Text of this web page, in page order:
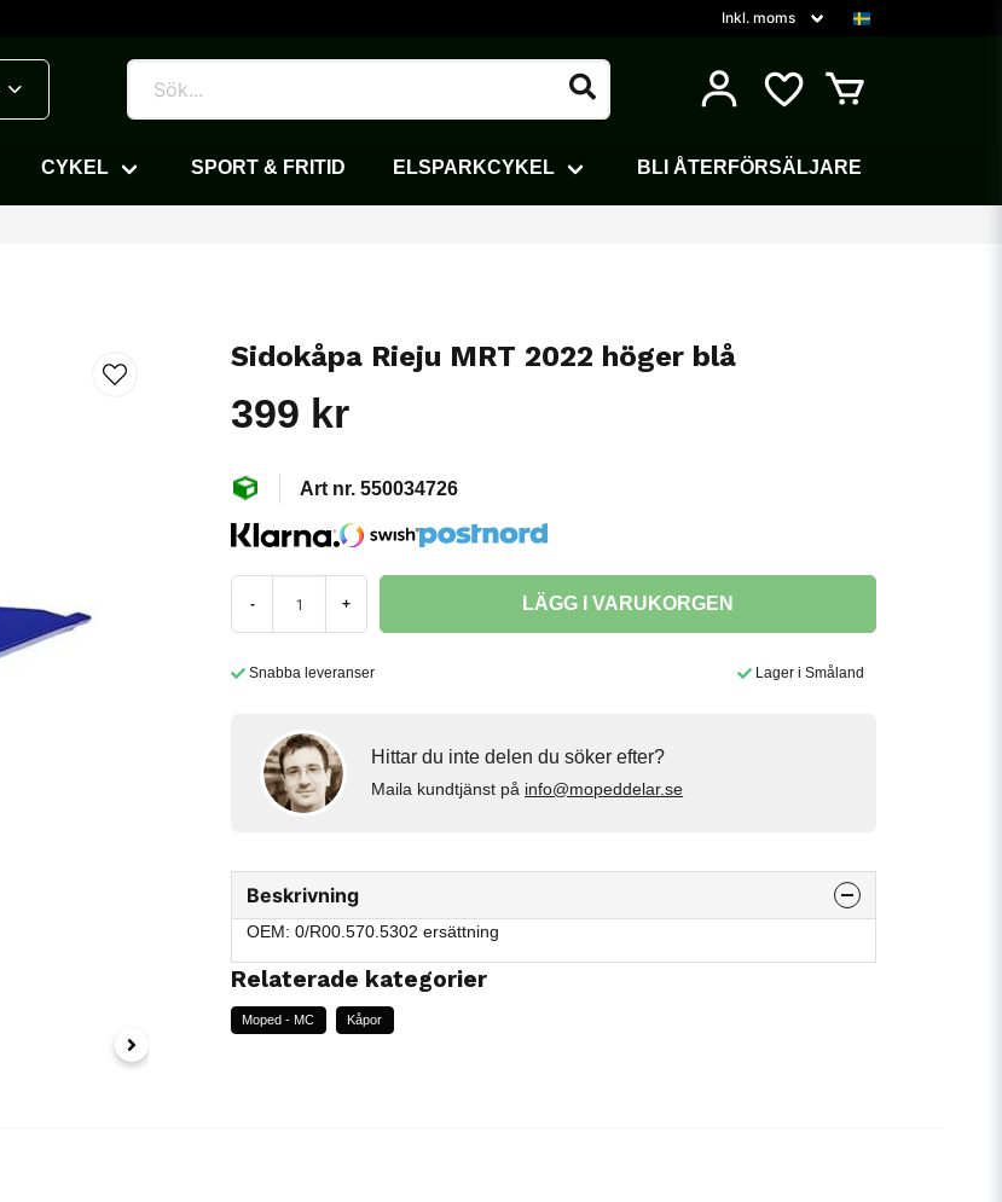
CYKEL SPORT & FRITID ELSPARKCYKEL BLI ÅTERFÖRSÄLJARE
Sidokåpa Rieju MRT 2022 höger blå
399 kr
550034726
- + LÄGG I VARUKORGEN
Snabba leveranser Lager i Småland
Hittar du inte delen du söker efter?
Maila kundtjänst på info@mopeddelar.se
Beskrivning
OEM: 0/R00.570.5302 ersättning
Relaterade kategorier
Moped - MC Kåpor